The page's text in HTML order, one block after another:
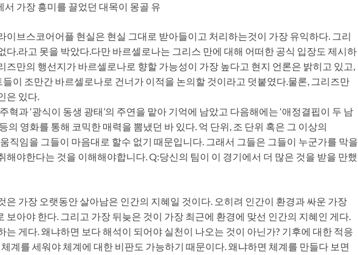
서 가장 흥미를 끌었던 대목이 몽골 유
이브스코어어플 현실은 현실 그대로 받아들이고 처리하는것이 가장 유익하다. 그리
다.라고 못을 박았다.다만 바르셀로나는 그리스 만에 대해 어떠한 공식 입장도 제시하
즈만의 행선지가 바르셀로나로 향할 가능성이 가장 높다고 현지 언론은 밝히고 있고,
이 조만간 바르셀로나로 건너가 이적을 논의할 것이라고 덧붙였다.물론, 그리즈만
은 있다.
과 ‘광식이 동생 광태’의 주연을 맡아 기억에 남았고 다음해에는 ‘애정결핍이 두 남
의 영화를 통해 코믹한 매력을 뽐냈던 바 있다. 억 단위, 조 단위 혹은 그 이상의
직임을 그들이 마음대로 할수 없기 때문입니다. 그래서 그들은 그들이 누군가를 막을
해야한다는 것을 이해해야합니다. Q:당신의 팀이 이 경기에서 더 많은 것을 받을 만했
은 가장 오랫동안 살아남은 인간의 지혜일 것이다. 오히려 인간이 환경과 싸운 가장
보아야 한다. 그리고 가장 뒤늦은 것이 가장 최근에 환경에 맞선 인간의 지혜인 게다.
는 게다. 왜냐하면 보다 해석이 되어야 실천이 나오는 것이 아닌가? 기후에 대한 적응
계를 세워야 체계에 대한 비판도 가능하기 때문이다. 왜냐하면 체계를 만들다 보면